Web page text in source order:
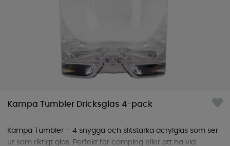
Kampa Tumbler Dricksglas 4-pack
Kampa Tumbler – 4 snygga och slitstarka acrylglas som ser
ut som riktigt glas. Perfekt för camping eller att ha vid